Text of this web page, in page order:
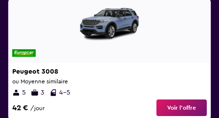
Peugeot 3008
ou Moyenne similaire
5 3 4-5
42 € /jour Voir l’offre